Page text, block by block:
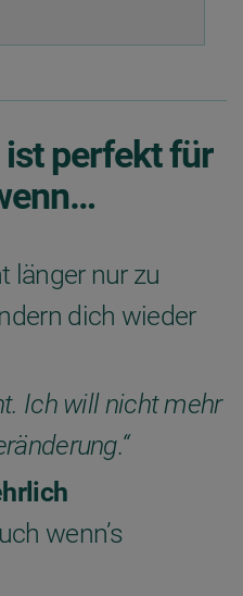
ist perfekt für
länger nur zu
dich wieder
Ich will nicht mehr
wenn’s